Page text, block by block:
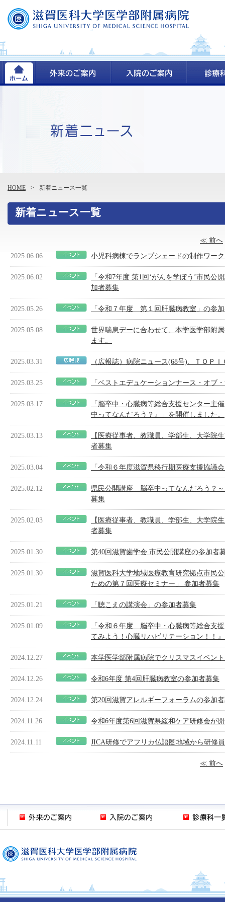
HOME > 新着ニュース一覧
新着ニュース一覧
≪ 前へ
2025.06.06
小児科病棟でランプシェードの制作ワー
2025.06.02
「令和7年度 第1回‘がんを学ぼう’市民
加者募集
2025.05.26 「令和７年度 第１回肝臓病教室」の参
2025.05.08
世界喘息デーに合わせて、本学医学部附
ます。
2025.03.31 （広報誌）病院ニュース(68号)、ＴＯＰ
2025.03.25 「ベストエデュケーションナース・オブ
2025.03.17
「脳卒中・心臓病等総合支援センター主
中ってなんだろう？』」を開催しました。
2025.03.13
【医療従事者、教職員、学部生、大学院
者募集
2025.03.04 「令和６年度滋賀県移行期医療支援協議
2025.02.12
県民公開講座 脳卒中ってなんだろう？
募集
2025.02.03
【医療従事者、教職員、学部生、大学院
者募集
2025.01.30 第40回滋賀歯学会 市民公開講座の参加者
2025.01.30
滋賀医科大学地域医療教育研究拠点市民
ための第７回医療セミナー」 参加者募集
2025.01.21 「聴こえの講演会」の参加者募集
2025.01.09
「令和６年度 脳卒中・心臓病等総合支
てみよう！心臓リハビリテーション！！
2024.12.27 本学医学部附属病院でクリスマスイベン
2024.12.26 令和6年度 第4回肝臓病教室の参加者募集
2024.12.24 第20回滋賀アレルギーフォーラムの参加
2024.11.26 令和6年度第6回滋賀県緩和ケア研修会が
2024.11.11 JICA研修でアフリカ仏語圏地域から研修
≪ 前へ